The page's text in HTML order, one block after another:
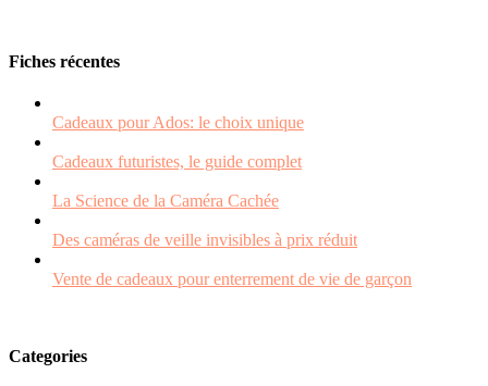
Fiches récentes
Cadeaux pour Ados: le choix unique
Cadeaux futuristes, le guide complet
La Science de la Caméra Cachée
Des caméras de veille invisibles à prix réduit
Vente de cadeaux pour enterrement de vie de garçon
Categories